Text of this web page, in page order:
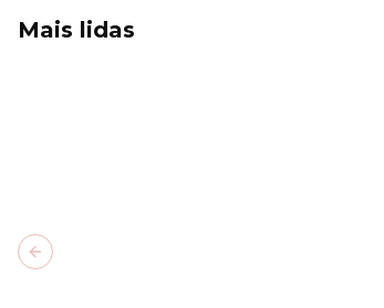
Mais lidas
Previous slide